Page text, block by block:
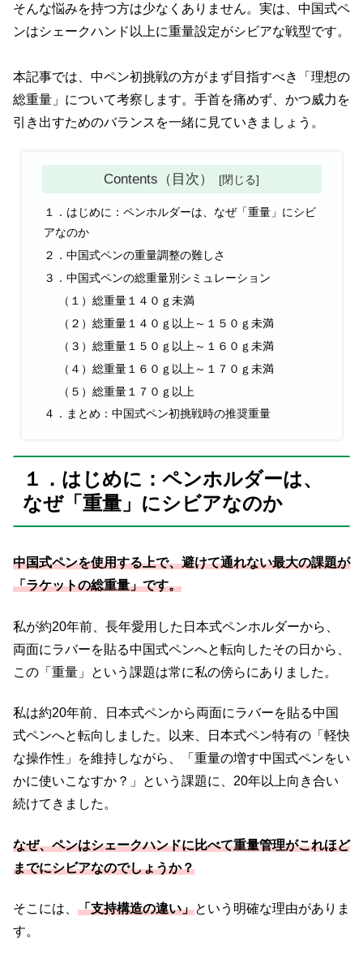
そんな悩みを持つ方は少なくありません。実は、中国式ペ
ンはシェークハンド以上に重量設定がシビアな戦型です。
本記事では、中ペン初挑戦の方がまず目指すべき「理想の
総重量」について考察します。手首を痛めず、かつ威力を
引き出すためのバランスを一緒に見ていきましょう。
Contents（目次）
１．はじめに：ペンホルダーは、なぜ「重量」にシビ
アなのか
２．中国式ペンの重量調整の難しさ
３．中国式ペンの総重量別シミュレーション
（１）総重量１４０ｇ未満
（２）総重量１４０ｇ以上～１５０ｇ未満
（３）総重量１５０ｇ以上～１６０ｇ未満
（４）総重量１６０ｇ以上～１７０ｇ未満
（５）総重量１７０ｇ以上
４．まとめ：中国式ペン初挑戦時の推奨重量
１．はじめに：ペンホルダーは、
なぜ「重量」にシビアなのか
中国式ペンを使用する上で、避けて通れない最大の課題が
「ラケットの総重量」です。
私が約20年前、長年愛用した日本式ペンホルダーから、
両面にラバーを貼る中国式ペンへと転向したその日から、
この「重量」という課題は常に私の傍らにありました。
私は約20年前、日本式ペンから両面にラバーを貼る中国
式ペンへと転向しました。以来、日本式ペン特有の「軽快
な操作性」を維持しながら、「重量の増す中国式ペンをい
かに使いこなすか？」という課題に、20年以上向き合い
続けてきました。
なぜ、ペンはシェークハンドに比べて重量管理がこれほど
までにシビアなのでしょうか？
そこには、 「支持構造の違い」という明確な理由がありま
す。